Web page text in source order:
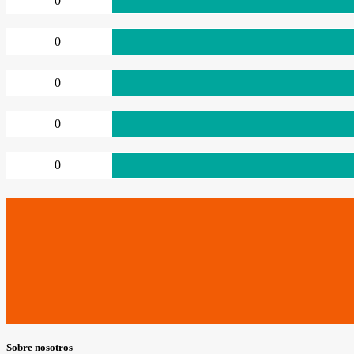
0
0
0
0
Sobre nosotros